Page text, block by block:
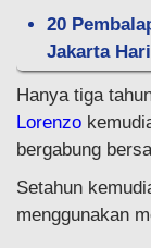
20
Jakarta
Hanya tiga
Lorenzo
bergabung
Setahun
menggunakan